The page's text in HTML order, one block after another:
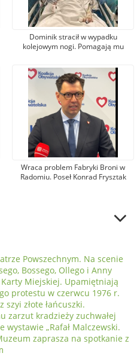
Dominik stracił w wypadku
kolejowym nogi. Pomagają mu
przekazał na leczenie 100 tys. zł!
Wraca problem Fabryki Broni w
Radomiu. Poseł Konrad Frysztak
Powszechnym. Na scenie
Bossego, Ollego i Anny
Miejskiej. Upamiętniają
protestu w czerwcu 1976 r.
szyi złote łańcuszki.
zarzut kradzieży zuchwałej
wystawie „Rafał Malczewski.
zaprasza na spotkanie z